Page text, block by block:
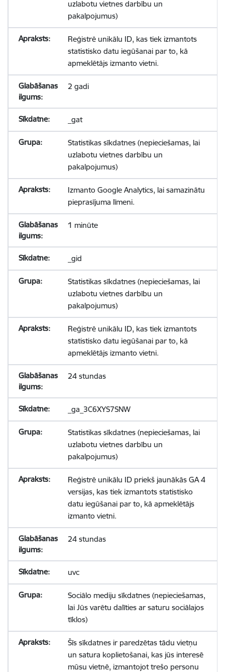
uzlabotu vietnes darbību un
pakalpojumus)
Reģistrē unikālu ID, kas tiek izmantots
statistisko datu iegūšanai par to, kā
apmeklētājs izmanto vietni.
2 gadi
_gat
Statistikas sīkdatnes (nepieciešamas, lai
uzlabotu vietnes darbību un
pakalpojumus)
Izmanto Google Analytics, lai samazinātu
pieprasījuma līmeni.
1 minūte
_gid
Statistikas sīkdatnes (nepieciešamas, lai
uzlabotu vietnes darbību un
pakalpojumus)
Reģistrē unikālu ID, kas tiek izmantots
statistisko datu iegūšanai par to, kā
apmeklētājs izmanto vietni.
24 stundas
_ga_3C6XYS7SNW
Statistikas sīkdatnes (nepieciešamas, lai
uzlabotu vietnes darbību un
pakalpojumus)
Reģistrē unikālu ID priekš jaunākās GA 4
versijas, kas tiek izmantots statistisko
datu iegūšanai par to, kā apmeklētājs
izmanto vietni.
24 stundas
uvc
Sociālo mediju sīkdatnes (nepieciešamas,
lai Jūs varētu dalīties ar saturu sociālajos
tīklos)
Šīs sīkdatnes ir paredzētas tādu vietņu
un satura koplietošanai, kas jūs interesē
mūsu vietnē, izmantojot trešo personu